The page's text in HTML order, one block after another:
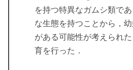
を持つ特異なガムシ類で
な生態を持つことから，
がある可能性が考えられ
育を行った．